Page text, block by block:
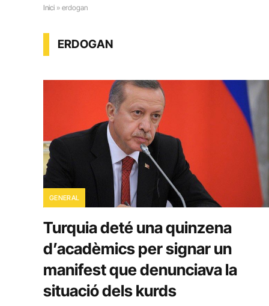
Inici » erdogan
ERDOGAN
GENERAL
Turquia deté una quinzena
d’acadèmics per signar un
manifest que denunciava la
situació dels kurds